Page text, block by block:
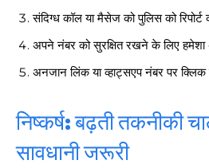
संदिग्ध कॉल या मैसेज को पुलिस को रिपोर्ट
अपने नंबर को सुरक्षित रखने के लिए
अनजान लिंक या व्हाट्सएप नंबर पर
निष्कर्ष: बढ़ती तकनीकी
सावधानी जरूरी